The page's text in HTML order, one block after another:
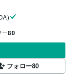
ー80
フォロー80